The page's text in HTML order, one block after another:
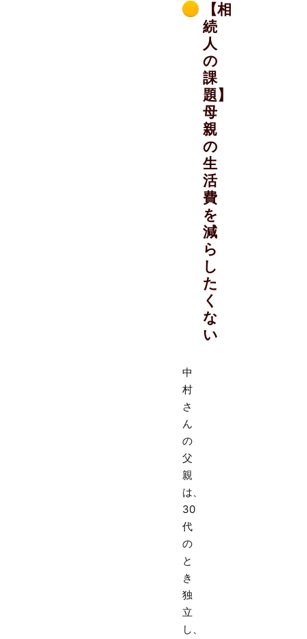
【相
続
人
の
課
題】
母
親
の
生
活
費
を
減
ら
し
た
く
な
い
中
村
さ
ん
の
父
親
は、
30
代
の
と
き
独
立
し、